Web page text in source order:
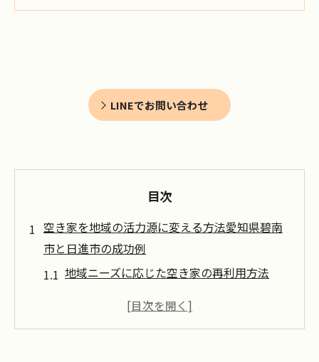
LINEでお問い合わせ
目次
空き家を地域の活力源に変える方法愛知県碧南
市と日進市の成功例
地域ニーズに応じた空き家の再利用方法
住民参加型プロジェクトの重要性